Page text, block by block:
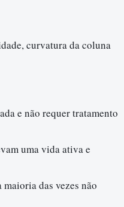
curvatura da coluna
e não requer tratamento
uma vida ativa e
das vezes não